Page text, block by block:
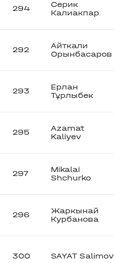
294
Серик
Калиакпар
292
Айткали
Орынбасаров
293
Ерлан
Тұрлыбек
295
Azamat
Kaliyev
297
Mikalai
Shchurko
296
Жаркынай
Курбанова
300 SAYAT Salimov